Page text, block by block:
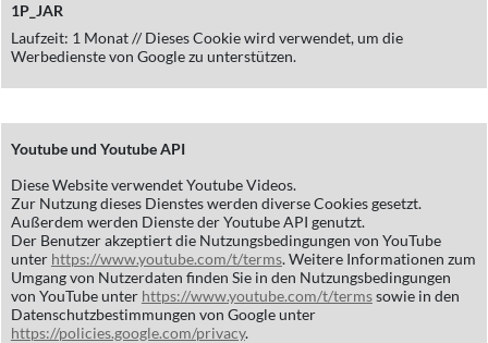
1P_JAR
Laufzeit: 1 Monat // Dieses Cookie wird verwendet, um die
Werbedienste von Google zu unterstützen.
Youtube und Youtube API
Diese Website verwendet Youtube Videos.
Zur Nutzung dieses Dienstes werden diverse Cookies gesetzt.
Außerdem werden Dienste der Youtube API genutzt.
Der Benutzer akzeptiert die Nutzungsbedingungen von YouTube
unter https://www.youtube.com/t/terms. Weitere Informationen zum
Umgang von Nutzerdaten finden Sie in den Nutzungsbedingungen
von YouTube unter https://www.youtube.com/t/termssowie in den
Datenschutzbestimmungen von Google unter
https://policies.google.com/privacy.